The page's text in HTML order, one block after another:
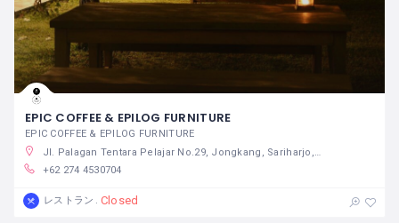
EPIC COFFEE & EPILOG FURNITURE
EPIC COFFEE & EPILOG FURNITURE
Jl. Palagan Tentara Pelajar No.29, Jongkang, Sariharjo, Kec. Ngaglik, Kabupaten Sleman, Daerah Istimewa Yogyakarta 55581
+62 274 4530704
レストラン Closed